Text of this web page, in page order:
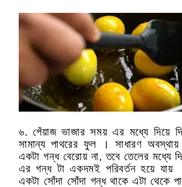
৬. পেঁয়াজ ভাজার সময় এর মধ্যে দিয়ে
সামান্য পাথরের ফুল । সাধারণ
একটা গন্ধ বেরোয় না, তবে তেলের মধ্যে
এর গন্ধ টা একদমই পরিবর্তন হয়ে যায়
একটা সোঁদা সোঁদা গন্ধ থাকে এটা থেকে